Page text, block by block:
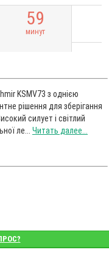
59
минут
KSMV73 з однією
рішення для зберігання
силует і світлий
ле... Читать далее...